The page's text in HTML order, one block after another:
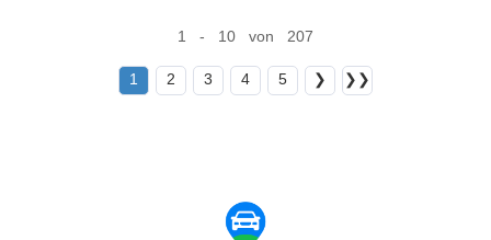
1 - 10 von 207
1 2 3 4 5 ❯ ❯❯